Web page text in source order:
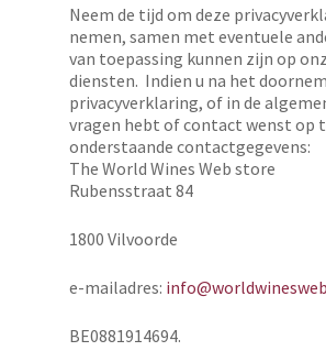
Neem de tijd om deze
nemen, samen met eventuele
van toepassing kunnen zijn op
diensten. Indien u na het
privacyverklaring, of in de
vragen hebt of contact wenst op
onderstaande contactgegevens:
The World Wines Web store
Rubensstraat 84
1800 Vilvoorde
e-mailadres:
BE0881914694.